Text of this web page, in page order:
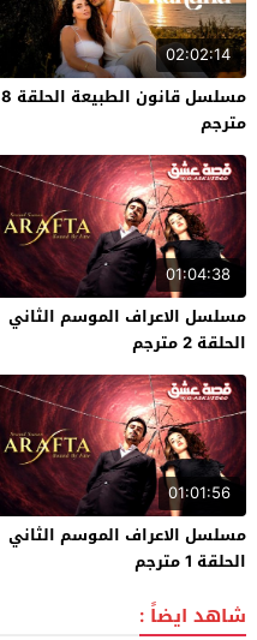
02:02:14
مسلسل قانون الطبيعة الحلقة 8
مترجم
01:04:38
مسلسل الاعراف الموسم الثاني
الحلقة 2 مترجم
01:01:56
مسلسل الاعراف الموسم الثاني
الحلقة 1 مترجم
شاهد ايضاً :